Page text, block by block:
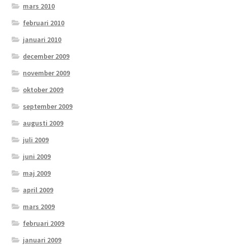
mars 2010
februari 2010
januari 2010
december 2009
november 2009
oktober 2009
september 2009
augusti 2009
juli 2009
juni 2009
maj 2009
april 2009
mars 2009
februari 2009
januari 2009